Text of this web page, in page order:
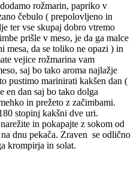
rožmarin, papriko v
čebulo ( prepolovljeno in
ter vse skupaj dobro vtremo
prišle v meso, je da ga malce
mesa, da se toliko ne opazi ) in
vejice rožmarina vam
saj bo tako aroma najlažje
pustimo marinirati kakšen dan (
en dan saj bo tako dolga
in prežeto z začimbami.
stopinj kakšni dve uri.
in pokapajte z sokom od
dnu pekača. Zraven se odlično
krompirja in solat.